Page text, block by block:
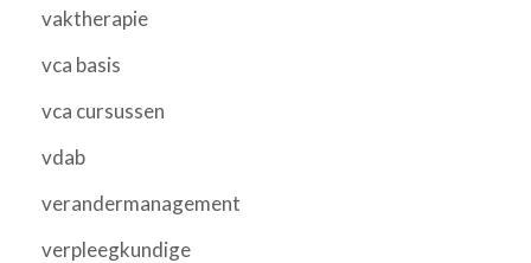
vaktherapie
vca basis
vca cursussen
vdab
verandermanagement
verpleegkundige